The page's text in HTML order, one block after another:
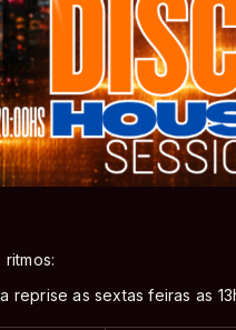
as sextas feiras as